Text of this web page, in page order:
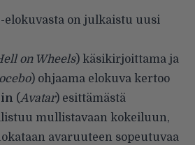
elokuvasta on julkaistu uusi
on Wheels) käsikirjoittama ja
) ohjaama elokuva kertoo
(Avatar) esittämästä
mullistavaan kokeiluun,
avaruuteen sopeutuvaa